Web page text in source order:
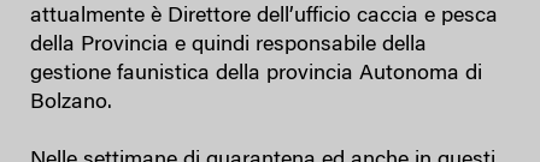
attualmente è Direttore dell’ufficio caccia e pesca
della Provincia e quindi responsabile della
gestione faunistica della provincia Autonoma di
Bolzano.